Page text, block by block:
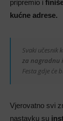
pripremio i
kućne adrese.
Svaki učesnik
za nagradnu
Festa gdje će
Vjerovatno svi
nastavku su